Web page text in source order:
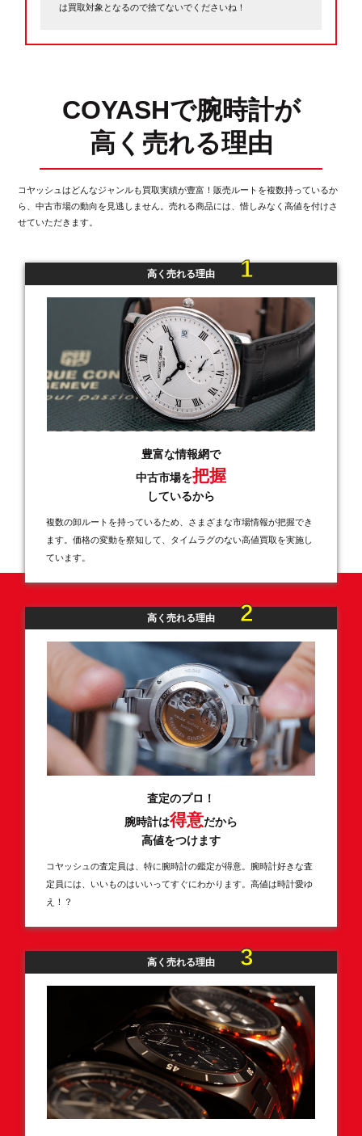
は買取対象となるので捨てないでくださいね！
COYASHで腕時計が
高く売れる理由
コヤッシュはどんなジャンルも買取実績が豊富！販売ルートを複数持っているか
ら、中古市場の動向を見逃しません。売れる商品には、惜しみなく高値を付けさ
せていただきます。
高く売れる理由 1
豊富な情報網で
中古市場を把握
しているから
複数の卸ルートを持っているため、さまざまな市場情報が把握でき
ます。価格の変動を察知して、タイムラグのない高値買取を実施し
ています。
高く売れる理由 2
査定のプロ！
腕時計は得意だから
高値をつけます
コヤッシュの査定員は、特に腕時計の鑑定が得意。腕時計好きな査
定員には、いいものはいいってすぐにわかります。高値は時計愛ゆ
え！？
高く売れる理由 3